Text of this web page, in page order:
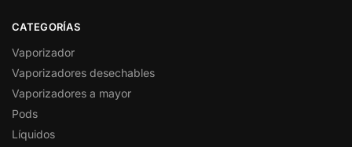
CATEGORÍAS
Vaporizador
Vaporizadores desechables
Vaporizadores a mayor
Pods
Líquidos